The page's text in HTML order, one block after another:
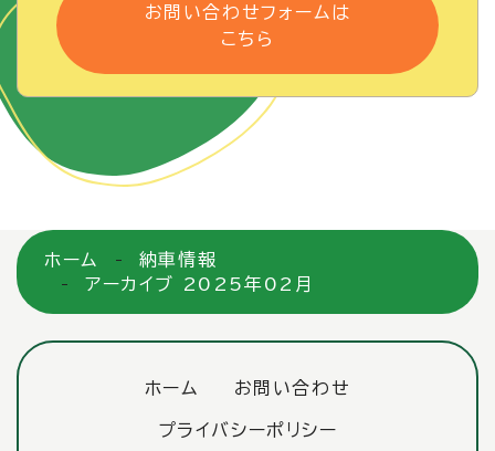
お問い合わせフォームは
こちら
ホーム
納車情報
アーカイブ 2025年02月
ホーム お問い合わせ
プライバシーポリシー